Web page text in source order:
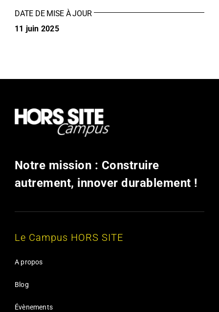
DATE DE MISE À JOUR
11 juin 2025
Notre mission : Construire
autrement, innover durablement !
Le Campus HORS SITE
A propos
Blog
Évènements